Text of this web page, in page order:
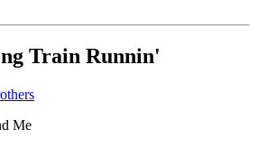
Train Runnin'
Me